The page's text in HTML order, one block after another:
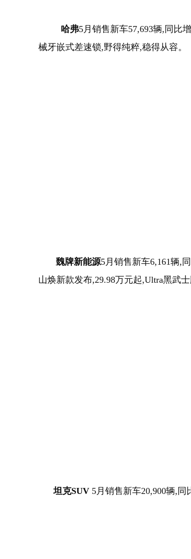
哈弗5月销售新车57,693辆,同比
械牙嵌式差速锁,野得纯粹,稳得从容。
魏牌新能源5月销售新车6,161辆,
山焕新款发布,29.98万元起,Ultra黑武士
坦克SUV 5月销售新车20,900辆,同